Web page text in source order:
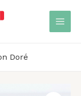
Doré